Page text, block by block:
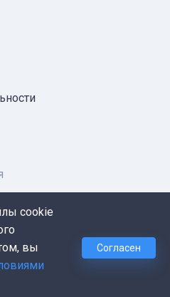
материала ссылка
cookie
вы
Согласен